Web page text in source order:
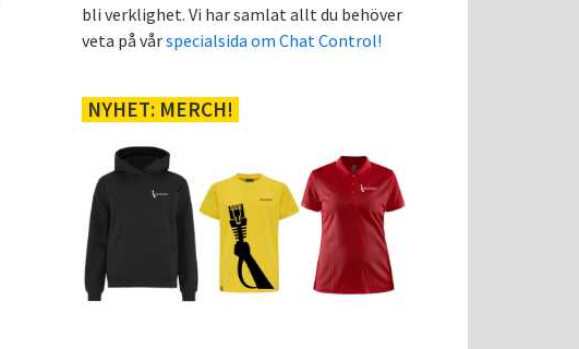
bli verklighet. Vi har samlat allt du behöver
veta på vårspecialsida om Chat Control!
NYHET: MERCH!